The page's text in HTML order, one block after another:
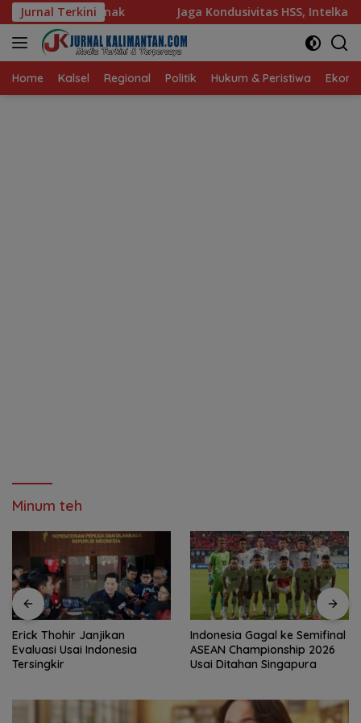
Langsung
ke
konten
Jurnal TerkiniJaga Kondusivitas HSS, Intelkam Polda Kalsel
Home Kalsel Regional Politik Hukum & Peristiwa
Minum teh
Erick Thohir Janjikan
Evaluasi Usai Indonesia
Tersingkir
Indonesia Gagal ke Semifinal
ASEAN Championship 2026
Usai Ditahan Singapura